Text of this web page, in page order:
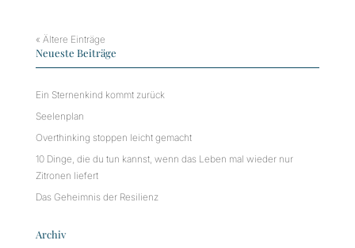
« Ältere Einträge
Neueste Beiträge
Ein Sternenkind kommt zurück
Seelenplan
Overthinking stoppen leicht gemacht
10 Dinge, die du tun kannst, wenn das Leben mal wieder nur
Zitronen liefert
Das Geheimnis der Resilienz
Archiv